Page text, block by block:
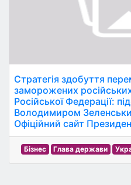
Стратегія здобуття
заморожених російських
Російської Федерації:
Володимиром
Офіційний сайт
Бізнес Глава держави